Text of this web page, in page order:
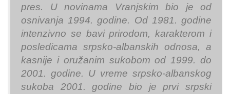
pres. U novinama Vranjskim bio je od
osnivanja 1994. godine. Od 1981. godine
intenzivno se bavi prirodom, karakterom i
posledicama srpsko-albanskih odnosa, a
kasnije i oružanim sukobom od 1999. do
2001. godine. U vreme srpsko-albanskog
sukoba 2001. godine bio je prvi srpski